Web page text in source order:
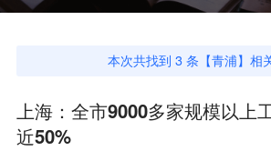
本次共找到 3 条【青浦】相
上海：全市9000多家规模以上
近50%